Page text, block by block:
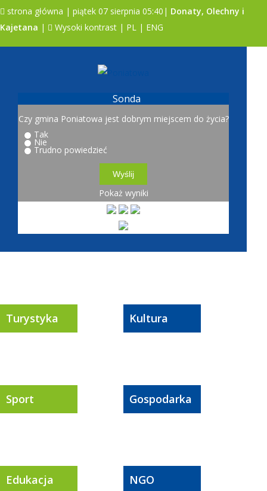
strona główna | piątek 07 sierpnia 05:40| Donaty, Olechny i
Kajetana | Wysoki kontrast | PL | ENG
Sonda
Czy gmina Poniatowa jest dobrym miejscem do życia?
Tak
Nie
Trudno powiedzieć
Pokaż wyniki
Turystyka Kultura
Sport Gospodarka
Edukacja NGO